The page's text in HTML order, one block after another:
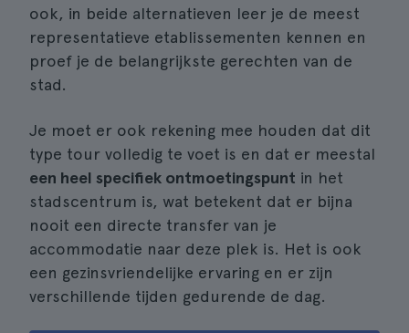
ook, in beide alternatieven leer je de meest
representatieve etablissementen kennen en
proef je de belangrijkste gerechten van de
stad.
Je moet er ook rekening mee houden dat dit
type tour volledig te voet is en dat er meestal
een heel specifiek ontmoetingspunt in het
stadscentrum is, wat betekent dat er bijna
nooit een directe transfer van je
accommodatie naar deze plek is. Het is ook
een gezinsvriendelijke ervaring en er zijn
verschillende tijden gedurende de dag.